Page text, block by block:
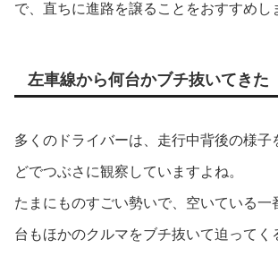
で、直ちに進路を譲ることをおすすめし
左車線から何台かブチ抜いてきた
多くのドライバーは、走行中背後の様子
どでつぶさに観察していますよね。
たまにものすごい勢いで、空いている一
台もほかのクルマをブチ抜いて迫ってく